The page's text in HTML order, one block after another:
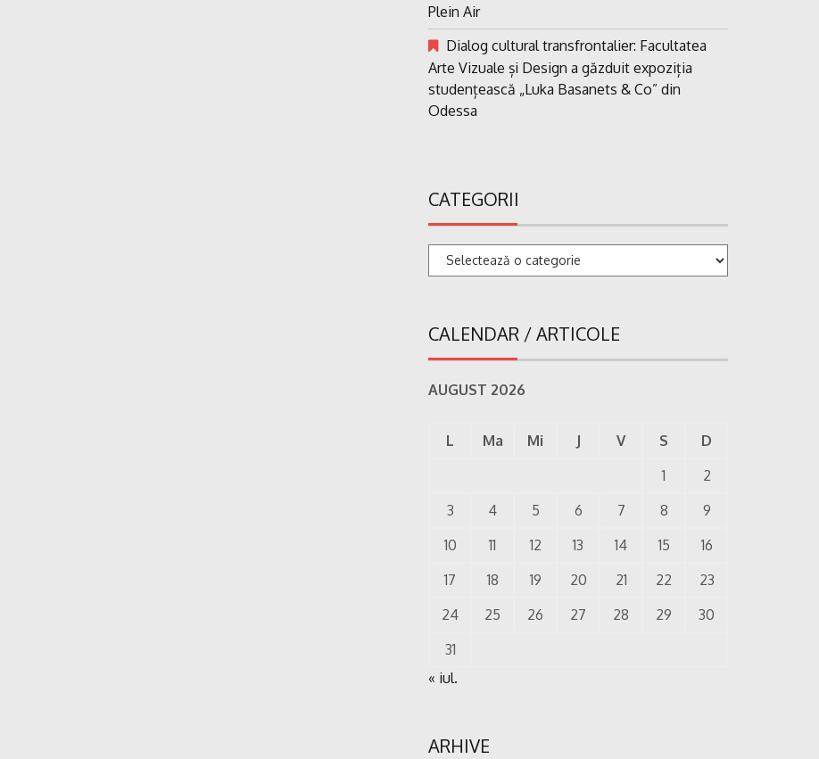
Plein Air
Dialog cultural transfrontalier: Facultatea
Arte Vizuale și Design a găzduit expoziția
studențească „Luka Basanets & Co” din
Odessa
CATEGORII
Categorii
CALENDAR / ARTICOLE
AUGUST 2026
L Ma Mi J V S
D
1
2
3
4 5 6 7 8
9
10
11 12 13 14 15
16
17
18 19 20 21 22
23
24
25 26 27 28 29
30
31
« iul.
ARHIVE